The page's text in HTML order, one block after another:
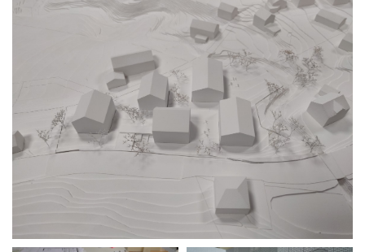
Publikationen
Auszeichnungen
Modelle
Skizzenbücher
Hammerkollektion
Jobs
Kontakt